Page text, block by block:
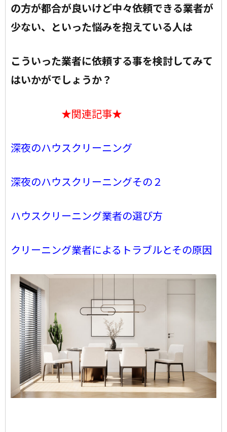
の方が都合が良いけど中々依頼できる業者が
少ない、といった悩みを抱えている人は
こういった業者に依頼する事を検討してみて
はいかがでしょうか？
★関連記事★
深夜のハウスクリーニング
深夜のハウスクリーニングその２
ハウスクリーニング業者の選び方
クリーニング業者によるトラブルとその原因